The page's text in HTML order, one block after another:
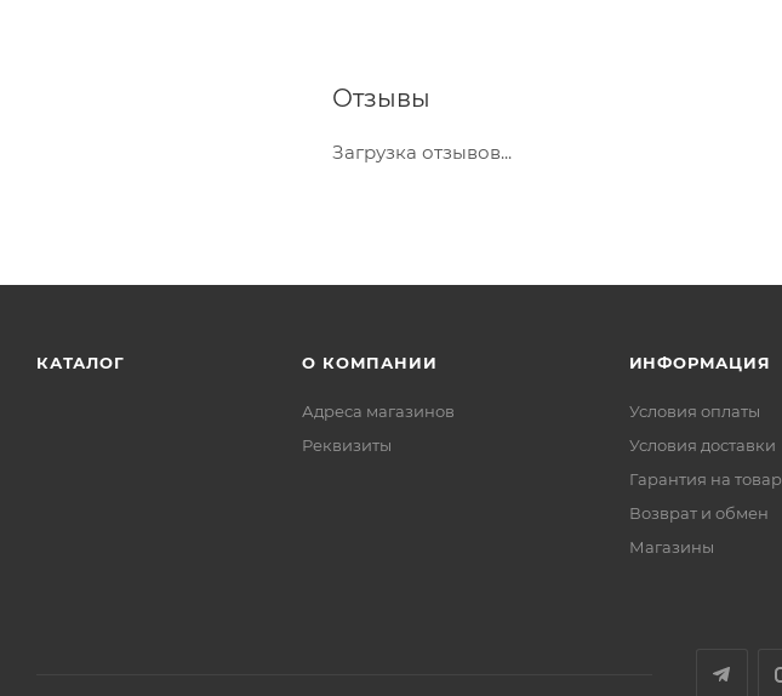
Отзывы
Загрузка отзывов...
КАТАЛОГ О КОМПАНИИ
Адреса магазинов
Реквизиты
ИНФОРМАЦИЯ
Условия оплаты
Условия доставки
Гарантия на товар
Возврат и обмен
Магазины